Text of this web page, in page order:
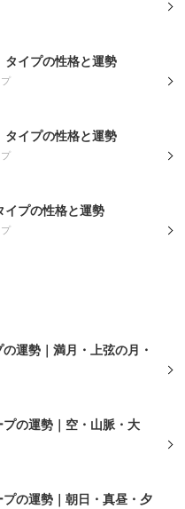
タイプの性格と運勢
タイプの性格と運勢
イプの性格と運勢
運勢｜満月・上弦の月・
の運勢｜空・山脈・大
の運勢｜朝日・真昼・夕